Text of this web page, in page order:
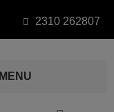
2310 262807
MENU